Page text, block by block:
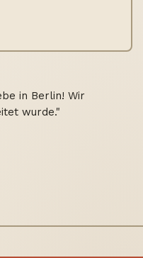
sich in
zum
und das